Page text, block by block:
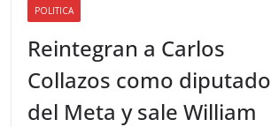
i
b
POLITICA
Reintegran a Carlos
Collazos como diputado
del Meta y sale William